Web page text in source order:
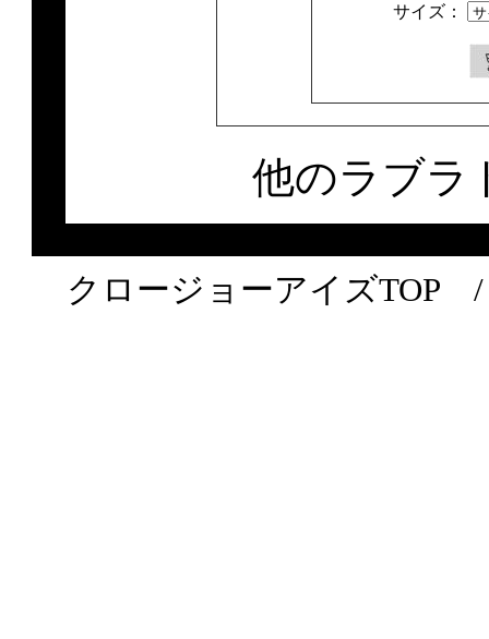
サイズ：
他のラブラ
クロージョーアイズTOP